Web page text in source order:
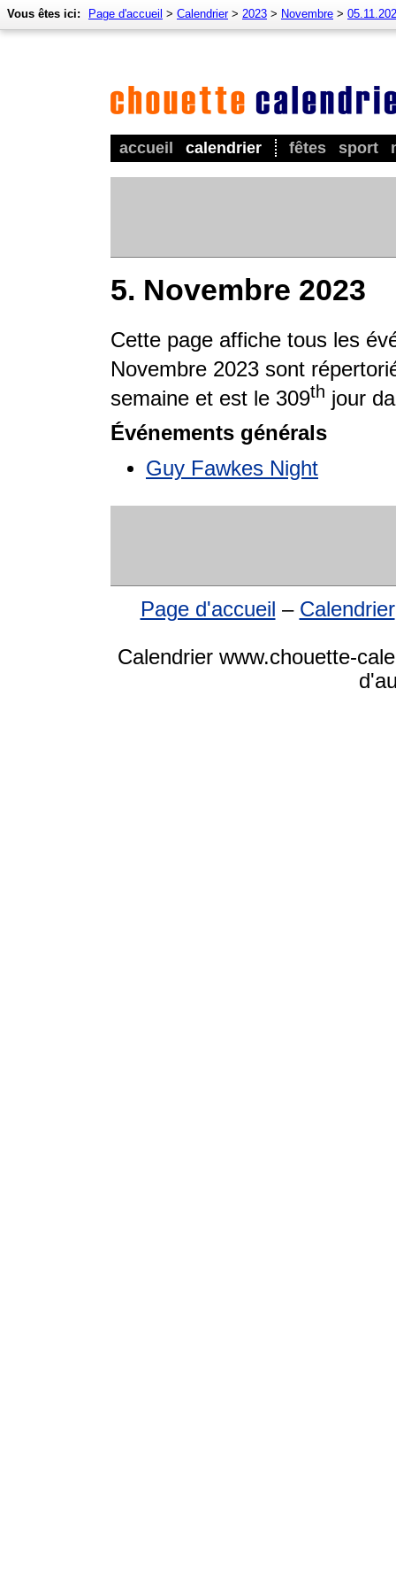
accueil calendrier fêtes sport
Vous êtes ici: Page d'accueil > Calendrier> 2023 > Novembre >
5. Novembre 2023
Cette page affiche tous les
Novembre 2023 sont
semaine et est le 309th jour
Événements générals
Guy Fawkes Night
Page d'accueil – Calendrier
Calendrier www.chouette-